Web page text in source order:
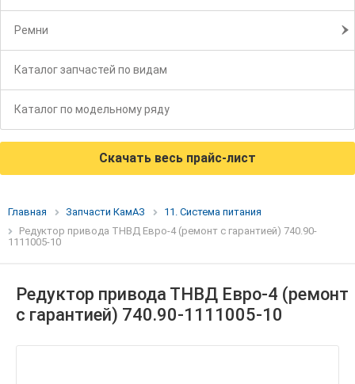
Ремни
Каталог запчастей по видам
Каталог по модельному ряду
Скачать весь прайс-лист
Главная Запчасти КамАЗ
11. Система питания
Редуктор привода ТНВД Евро-4 (ремонт с гарантией) 740.90-
1111005-10
Редуктор привода ТНВД Евро-4 (ремонт
с гарантией) 740.90-1111005-10